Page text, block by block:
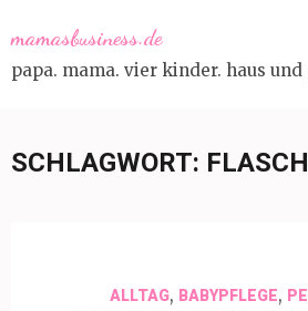
to
content
mamasbusiness.de
papa. mama. vier kinder. haus
SCHLAGWORT:
ALLTAG, BABYPFLEGE,